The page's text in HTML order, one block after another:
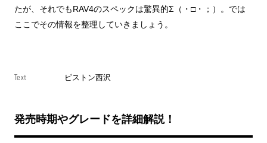
たが、それでもRAV4のスペックは驚異的Σ（・□・；）。では
ここでその情報を整理していきましょう。
Text ピストン西沢
発売時期やグレードを詳細解説！